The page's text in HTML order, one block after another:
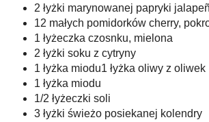
2 łyżki marynowanej papryki
12 małych pomidorków cherry,
1 łyżeczka czosnku, mielona
2 łyżki soku z cytryny
1 łyżka miodu1 łyżka oliwy z oliwek
1 łyżka miodu
1/2 łyżeczki soli
3 łyżki świeżo posiekanej kolendry